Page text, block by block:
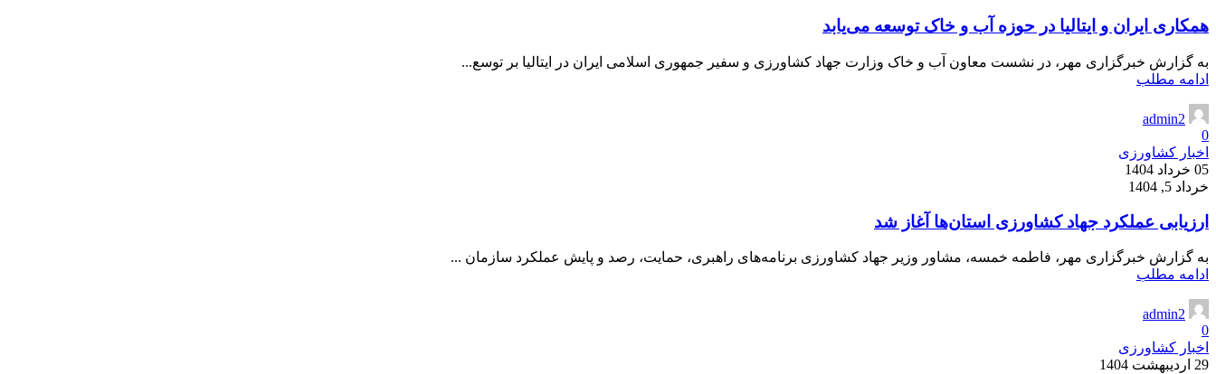
همکاری ایران و ایتالیا در حوزه آب و خاک توسعه می‌یابد
به گزارش خبرگزاری مهر، در نشست معاون آب و خاک وزارت جهاد کشاورزی و سفیر جمهوری اسلامی ایران در ایتالیا بر توسع...
ادامه مطلب
admin2
0
اخبار کشاورزی
05 خرداد 1404
خرداد 5, 1404
ارزیابی عملکرد جهاد کشاورزی استان‌ها آغاز شد
به گزارش خبرگزاری مهر، فاطمه خمسه، مشاور وزیر جهاد کشاورزی برنامه‌های راهبری، حمایت، رصد و پایش عملکرد سازمان ...
ادامه مطلب
admin2
0
اخبار کشاورزی
29 اردیبهشت 1404